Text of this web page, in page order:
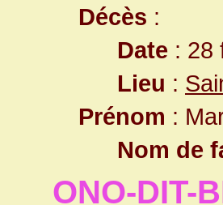
Décès :
Date : 28
Lieu :
Prénom :
Nom de
ONO-DIT-